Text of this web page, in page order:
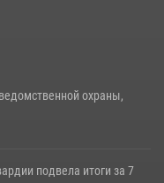
охраны,
подвела итоги за 7